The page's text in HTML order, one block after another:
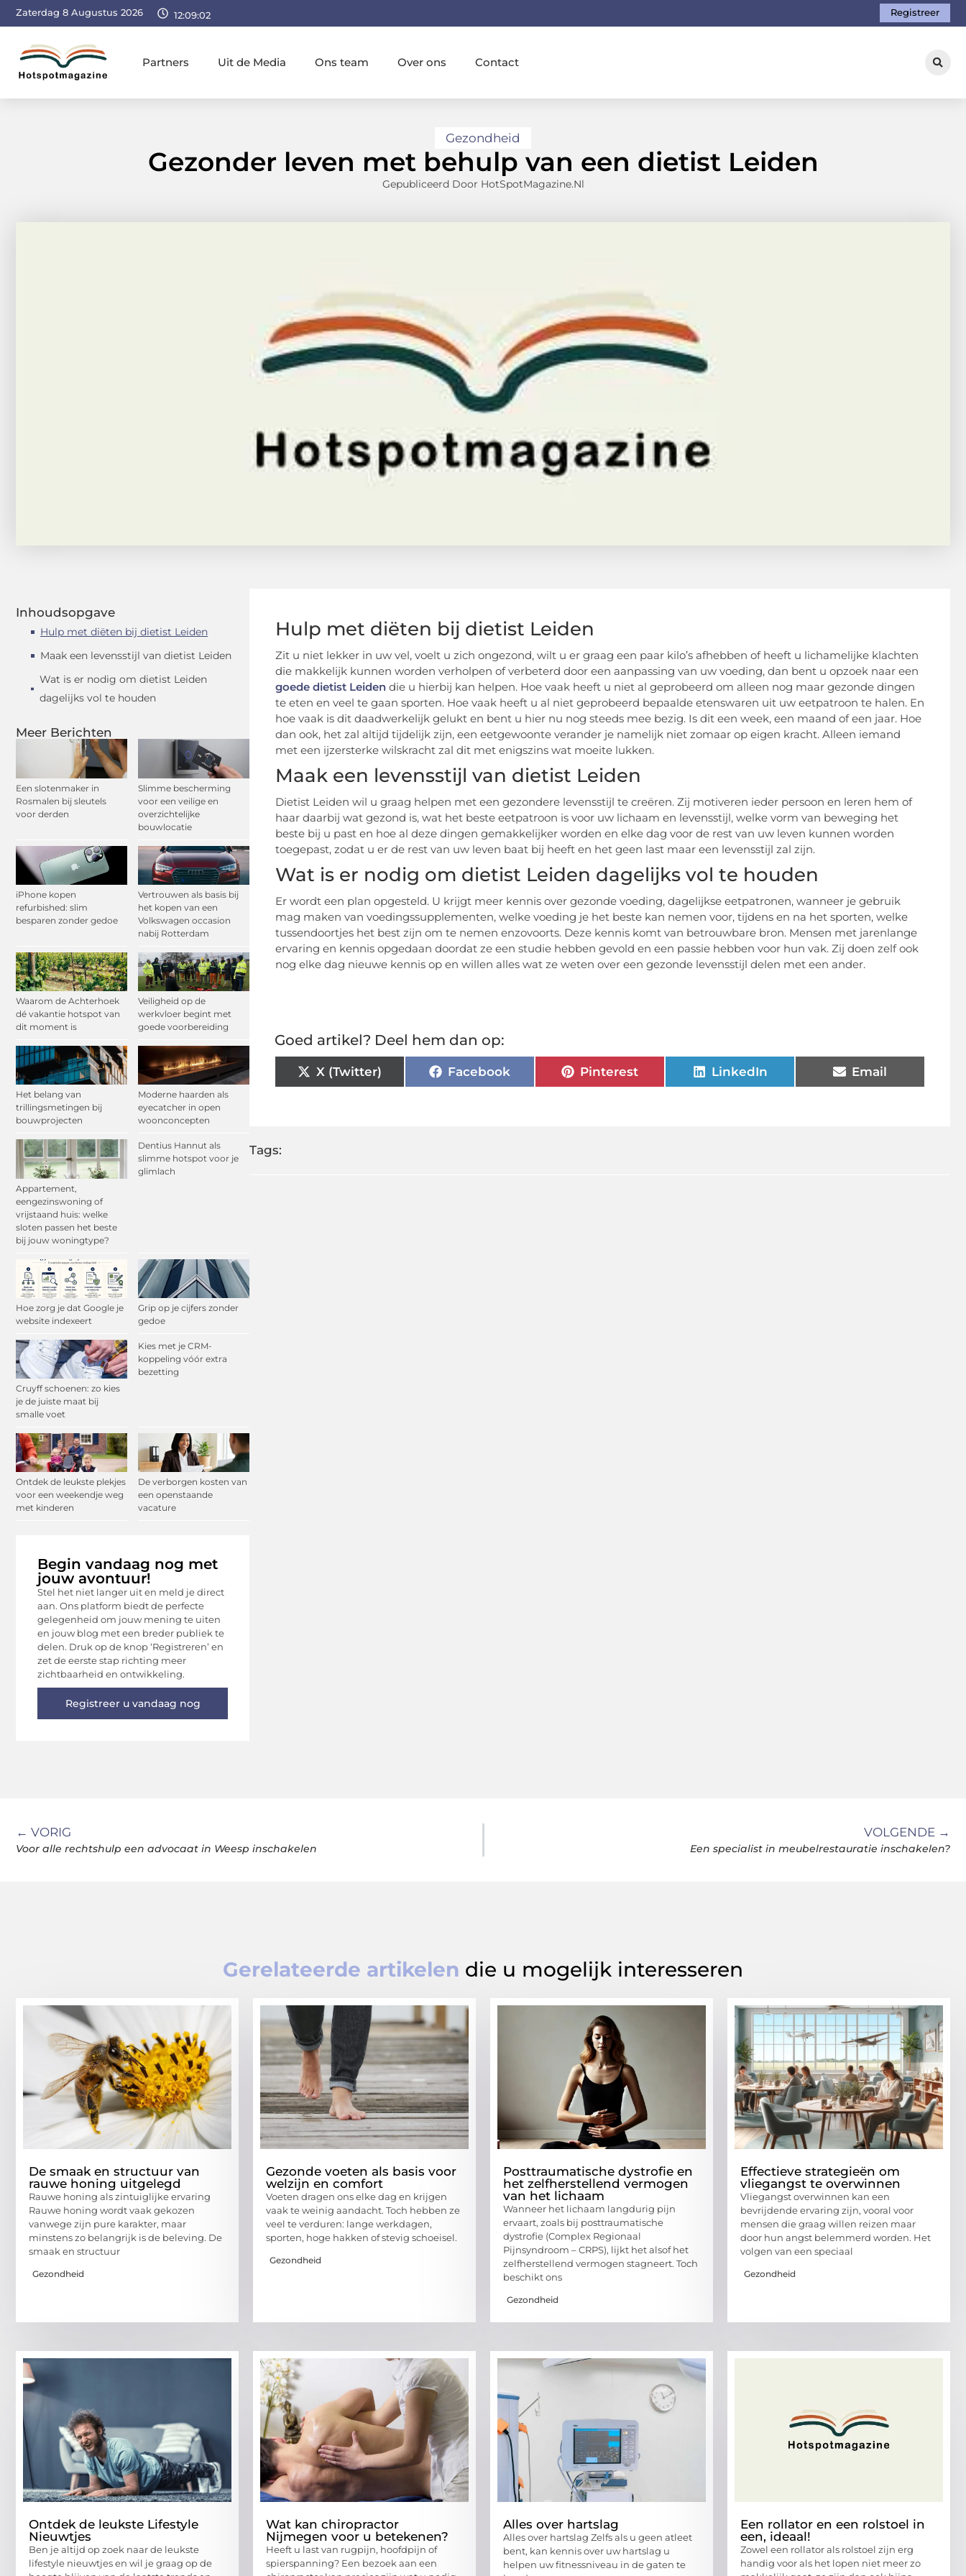
Zaterdag 8 Augustus 2026 12:09:03 Registreer
Partners Uit de Media Ons team Over ons Contact
Gezondheid
Gezonder leven met behulp van een dietist Leiden
Gepubliceerd Door HotSpotMagazine.nl
Inhoudsopgave
Hulp met diëten bij dietist Leiden
Maak een levensstijl van dietist Leiden
Wat is er nodig om dietist Leiden
dagelijks vol te houden
Meer Berichten
Een slotenmaker in
Rosmalen bij sleutels
voor derden
Slimme bescherming
voor een veilige en
overzichtelijke
bouwlocatie
iPhone kopen
refurbished: slim
besparen zonder gedoe
Vertrouwen als basis bij
het kopen van een
Volkswagen occasion
nabij Rotterdam
Waarom de Achterhoek
dé vakantie hotspot van
dit moment is
Veiligheid op de
werkvloer begint met
goede voorbereiding
Het belang van
trillingsmetingen bij
bouwprojecten
Moderne haarden als
eyecatcher in open
woonconcepten
Appartement,
eengezinswoning of
vrijstaand huis: welke
sloten passen het beste
bij jouw woningtype?
Dentius Hannut als
slimme hotspot voor je
glimlach
Hoe zorg je dat Google je
website indexeert
Grip op je cijfers zonder
gedoe
Cruyff schoenen: zo kies
je de juiste maat bij
smalle voet
Kies met je CRM-
koppeling vóór extra
bezetting
Ontdek de leukste plekjes
voor een weekendje weg
met kinderen
De verborgen kosten van
een openstaande
vacature
Begin vandaag nog met
jouw avontuur!
Stel het niet langer uit en meld je direct
aan. Ons platform biedt de perfecte
gelegenheid om jouw mening te uiten
en jouw blog met een breder publiek te
delen. Druk op de knop ‘Registreren’ en
zet de eerste stap richting meer
zichtbaarheid en ontwikkeling.
Registreer u vandaag nog
Hulp met diëten bij dietist Leiden
Zit u niet lekker in uw vel, voelt u zich ongezond, wilt u er graag een paar kilo’s afhebben of heeft u lichamelijke klachten
die makkelijk kunnen worden verholpen of verbeterd door een aanpassing van uw voeding, dan bent u opzoek naar een
goede dietist Leiden die u hierbij kan helpen. Hoe vaak heeft u niet al geprobeerd om alleen nog maar gezonde dingen
te eten en veel te gaan sporten. Hoe vaak heeft u al niet geprobeerd bepaalde etenswaren uit uw eetpatroon te halen. En
hoe vaak is dit daadwerkelijk gelukt en bent u hier nu nog steeds mee bezig. Is dit een week, een maand of een jaar. Hoe
dan ook, het zal altijd tijdelijk zijn, een eetgewoonte verander je namelijk niet zomaar op eigen kracht. Alleen iemand
met een ijzersterke wilskracht zal dit met enigszins wat moeite lukken.
Maak een levensstijl van dietist Leiden
Dietist Leiden wil u graag helpen met een gezondere levensstijl te creëren. Zij motiveren ieder persoon en leren hem of
haar daarbij wat gezond is, wat het beste eetpatroon is voor uw lichaam en levensstijl, welke vorm van beweging het
beste bij u past en hoe al deze dingen gemakkelijker worden en elke dag voor de rest van uw leven kunnen worden
toegepast, zodat u er de rest van uw leven baat bij heeft en het geen last maar een levensstijl zal zijn.
Wat is er nodig om dietist Leiden dagelijks vol te houden
Er wordt een plan opgesteld. U krijgt meer kennis over gezonde voeding, dagelijkse eetpatronen, wanneer je gebruik
mag maken van voedingssupplementen, welke voeding je het beste kan nemen voor, tijdens en na het sporten, welke
tussendoortjes het best zijn om te nemen enzovoorts. Deze kennis komt van betrouwbare bron. Mensen met jarenlange
ervaring en kennis opgedaan doordat ze een studie hebben gevold en een passie hebben voor hun vak. Zij doen zelf ook
nog elke dag nieuwe kennis op en willen alles wat ze weten over een gezonde levensstijl delen met een ander.
Goed artikel? Deel hem dan op:
X (Twitter) Facebook Pinterest LinkedIn Email
Tags:
← VORIG
Voor alle rechtshulp een advocaat in Weesp inschakelen
VOLGENDE →
Een specialist in meubelrestauratie inschakelen?
Gerelateerde artikelen die u mogelijk interesseren
De smaak en structuur van
rauwe honing uitgelegd
Rauwe honing als zintuiglijke ervaring
Rauwe honing wordt vaak gekozen
vanwege zijn pure karakter, maar
minstens zo belangrijk is de beleving. De
smaak en structuur
Gezondheid
Gezonde voeten als basis voor
welzijn en comfort
Voeten dragen ons elke dag en krijgen
vaak te weinig aandacht. Toch hebben ze
veel te verduren: lange werkdagen,
sporten, hoge hakken of stevig schoeisel.
Gezondheid
Posttraumatische dystrofie en
het zelfherstellend vermogen
van het lichaam
Wanneer het lichaam langdurig pijn
ervaart, zoals bij posttraumatische
dystrofie (Complex Regionaal
Pijnsyndroom – CRPS), lijkt het alsof het
zelfherstellend vermogen stagneert. Toch
beschikt ons
Gezondheid
Effectieve strategieën om
vliegangst te overwinnen
Vliegangst overwinnen kan een
bevrijdende ervaring zijn, vooral voor
mensen die graag willen reizen maar
door hun angst belemmerd worden. Het
volgen van een speciaal
Gezondheid
Ontdek de leukste Lifestyle
Nieuwtjes
Ben je altijd op zoek naar de leukste
lifestyle nieuwtjes en wil je graag op de
Wat kan chiropractor
Nijmegen voor u betekenen?
Heeft u last van rugpijn, hoofdpijn of
spierspanning? Een bezoek aan een
Alles over hartslag
Alles over hartslag Zelfs als u geen atleet
bent, kan kennis over uw hartslag u
helpen uw fitnessniveau in de gaten te
Een rollator en een rolstoel in
een, ideaal!
Zowel een rollator als rolstoel zijn erg
handig voor als het lopen niet meer zo